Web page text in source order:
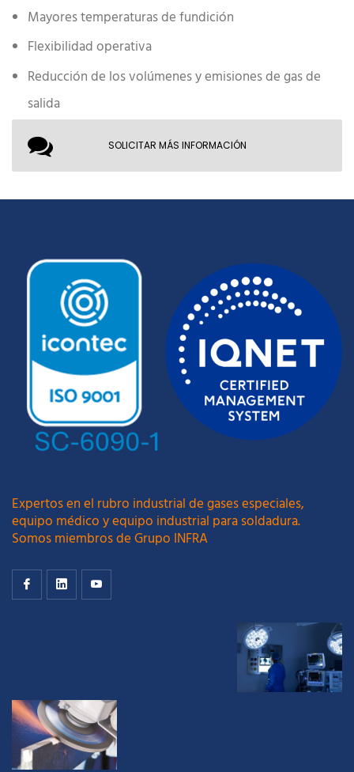
Mayores temperaturas de fundición
Flexibilidad operativa
Reducción de los volúmenes y emisiones de gas de
salida
SOLICITAR MÁS INFORMACIÓN
Expertos en el rubro industrial de gases especiales,
equipo médico y equipo industrial para soldadura.
Somos miembros de Grupo INFRA